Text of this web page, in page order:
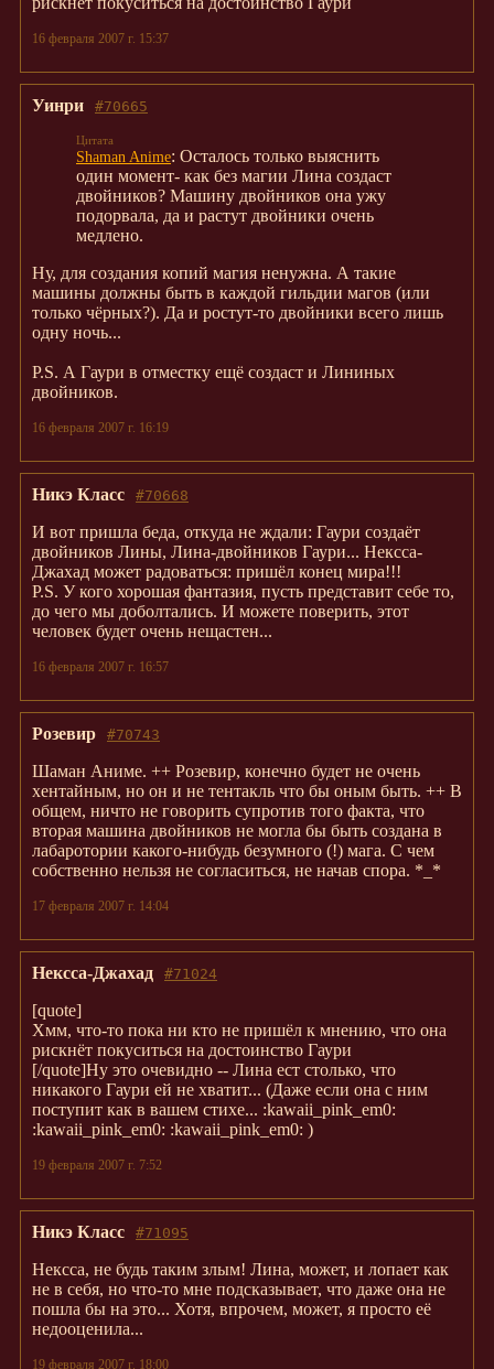
16 февраля 2007 г. 15:37
#70665
Уинри
Shaman Anime: Осталось только выяснить
один момент- как без магии Лина создаст
двойников? Машину двойников она ужу
подорвала, да и растут двойники очень
медлено.
Ну, для создания копий магия ненужна. А такие
машины должны быть в каждой гильдии магов (или
только чёрных?). Да и ростут-то двойники всего лишь
одну ночь...
P.S. А Гаури в отместку ещё создаст и Лининых
двойников.
16 февраля 2007 г. 16:19
#70668
Никэ Класс
И вот пришла беда, откуда не ждали: Гаури создаёт
двойников Лины, Лина-двойников Гаури... Нексса-
Джахад может радоваться: пришёл конец мира!!!
P.S. У кого хорошая фантазия, пусть представит себе то,
до чего мы доболтались. И можете поверить, этот
человек будет очень нещастен...
16 февраля 2007 г. 16:57
#70743
Розевир
Шаман Аниме. ++ Розевир, конечно будет не очень
хентайным, но он и не тентакль что бы оным быть. ++ В
общем, ничто не говорить супротив того факта, что
вторая машина двойников не могла бы быть создана в
лабаротории какого-нибудь безумного (!) мага. С чем
собственно нельзя не согласиться, не начав спора. *_*
17 февраля 2007 г. 14:04
#71024
Нексса-Джахад
[quote]
Хмм, что-то пока ни кто не пришёл к мнению, что она
рискнёт покуситься на достоинство Гаури
[/quote]Ну это очевидно -- Лина ест столько, что
никакого Гаури ей не хватит... (Даже если она с ним
поступит как в вашем стихе... :kawaii_pink_em0:
:kawaii_pink_em0: :kawaii_pink_em0: )
19 февраля 2007 г. 7:52
#71095
Никэ Класс
Нексса, не будь таким злым! Лина, может, и лопает как
не в себя, но что-то мне подсказывает, что даже она не
пошла бы на это... Хотя, впрочем, может, я просто её
недооценила...
19 февраля 2007 г. 18:00